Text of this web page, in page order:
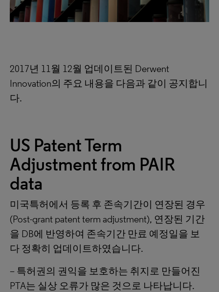
2017년 11월 12월 업데이트된 Derwent
Innovation의 주요 내용을 다음과 같이 공지합니
다.
US Patent Term
Adjustment from PAIR
data
미국특허에서 등록 후 존속기간이 연장된 경우
(Post-grant patent term adjustment), 연장된 기간
을 DB에 반영하여 존속기간 만료 예정일을 보
다 정확히 업데이트하였습니다.
– 특허권의 권익을 보호하는 취지로 만들어진
PTA는 실상 오류가 많은 것으로 나타납니다.